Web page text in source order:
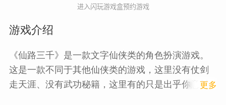
进入闪玩游戏盒预约游戏
游戏介绍
《仙路三千》是一款文字仙侠类的角色扮演游戏。
这是一款不同于其他仙侠类的游戏，这里没有仗剑
走天涯、没有武功秘籍，这里有的只是出乎你意料
1 更多